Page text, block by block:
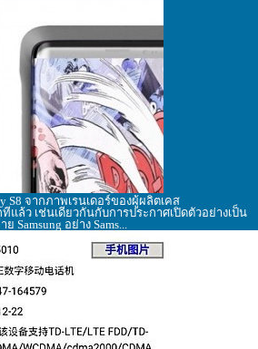
S8 จากภาพเรนเดอร์ของผู้ผลิตเคส
แล้ว เช่นเดียวกันกับการประกาศเปิดตัวอย่างเป็น
อย่าง Sams...